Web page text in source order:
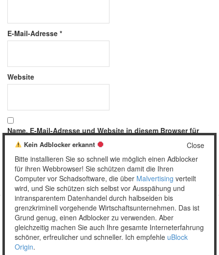
E-Mail-Adresse *
Website
Name, E-Mail-Adresse und Website in diesem Browser für
meinen nächsten Kommentar speichern.
Copyright © 2026 Unser täglich Spam.
MobileWordPress Theme by themehall.com
Close
Kein Adblocker erkannt
Bitte installieren Sie so schnell wie möglich einen Adblocker
für ihren Webbrowser! Sie schützen damit die Ihren
Computer vor Schadsoftware, die über Malvertising verteilt
wird, und Sie schützen sich selbst vor Ausspähung und
intransparentem Datenhandel durch halbseiden bis
grenzkriminell vorgehende Wirtschaftsunternehmen. Das ist
Grund genug, einen Adblocker zu verwenden. Aber
gleichzeitig machen Sie auch Ihre gesamte Interneterfahrung
schöner, erfreulicher und schneller. Ich empfehle uBlock
Origin.